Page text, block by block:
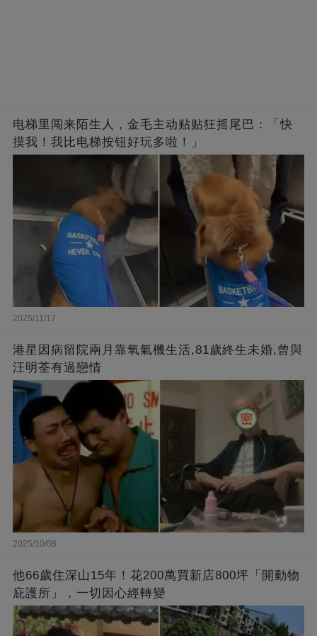
电梯里闯来陌生人，金毛主动贴贴狂摇尾巴：「快
摸我！我比电梯按钮好玩多啦！」
2025/11/17
港星因病留院兩月靠氧氣機生活,81歲終生未婚,曾與
汪明荃有過戀情
2025/10/08
他66歲住深山15年！花200萬買新店800坪「開動物
庇護所」，一切因心經轉變